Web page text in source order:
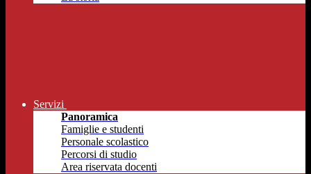
Servizi
Panoramica
Famiglie e studenti
Personale scolastico
Percorsi di studio
Area riservata docenti